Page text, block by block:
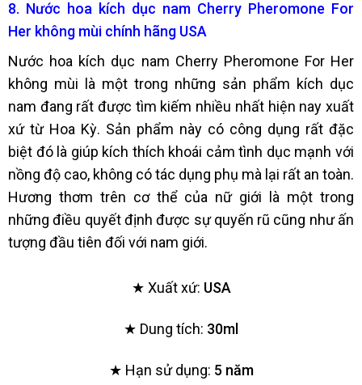
8. Nước hoa kích dục nam Cherry Pheromone For
Her không mùi chính hãng USA
Nước hoa kích dục nam Cherry Pheromone For Her
không mùi là một trong những sản phẩm kích dục
nam đang rất được tìm kiếm nhiều nhất hiện nay xuất
xứ từ Hoa Kỳ. Sản phẩm này có công dụng rất đặc
biệt đó là giúp kích thích khoái cảm tình dục mạnh với
nồng độ cao, không có tác dụng phụ mà lại rất an toàn.
Hương thơm trên cơ thể của nữ giới là một trong
những điều quyết định được sự quyến rũ cũng như ấn
tượng đầu tiên đối với nam giới.
★ Xuất xứ: USA
★ Dung tích: 30ml
★ Hạn sử dụng: 5 năm